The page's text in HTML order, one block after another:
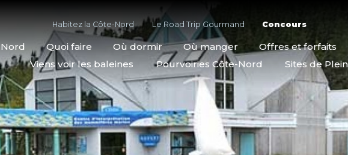
Habitez la Côte-Nord Le Road Trip Gourmand Concours
Quoi faire Où dormir Où manger Offres et forfaits
Viens voir les baleines
Pourvoiries Côte-Nord Sites de